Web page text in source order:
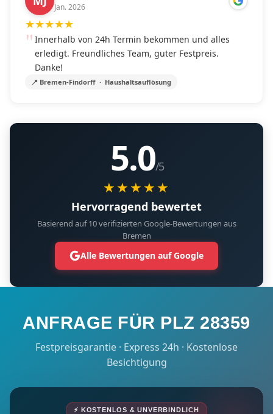
Jan. 2026
★★★★★
Innerhalb von 24h Termin bekommen und alles
erledigt. Freundliches Team, guter Festpreis.
Danke!
📍 Bremen-Findorff · Haushaltsauflösung
5.0/5
★★★★★
Hervorragend bewertet
Basierend auf 10 verifizierten Google-Bewertungen aus
Bremen
Alle Bewertungen auf Google
ANFRAGE FÜR PLZ 28359
Festpreisgarantie · Express 24h · Kostenlose
Besichtigung
⚡ KOSTENLOS & UNVERBINDLICH